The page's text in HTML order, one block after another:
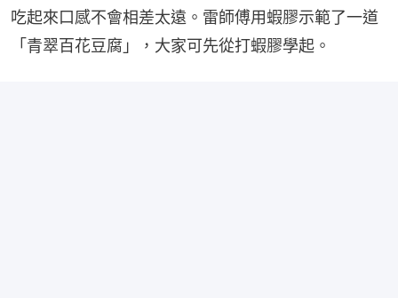
吃起來口感不會相差太遠。雷師傅用蝦膠示範了一道
「青翠百花豆腐」，大家可先從打蝦膠學起。